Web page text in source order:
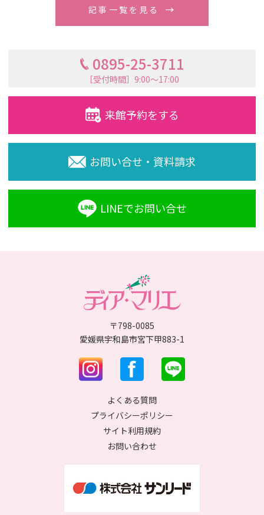
記事一覧を見る
0895-25-3711
［受付時間］9:00〜17:00
来館予約をする
お問い合せ・資料請求
LINEでお問い合せ
〒798-0085
愛媛県宇和島市宮下甲883-1
よくある質問
プライバシーポリシー
サイト利用規約
お問い合わせ